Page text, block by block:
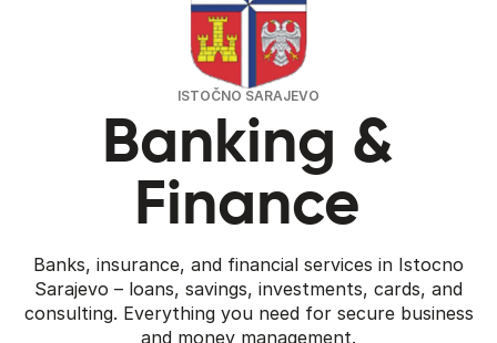
ISTOČNO SARAJEVO
Banking &
Finance
Banks, insurance, and financial services in Istocno
Sarajevo – loans, savings, investments, cards, and
consulting. Everything you need for secure business
and money management.